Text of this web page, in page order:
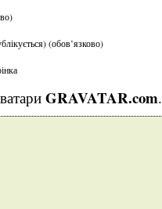
(обов’язково)
GRAVATAR.com.